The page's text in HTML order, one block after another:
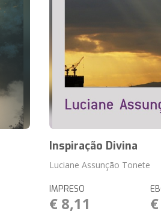
Inspiração Divina
Luciane Assunção Tonete
IMPRESO
€ 8,11